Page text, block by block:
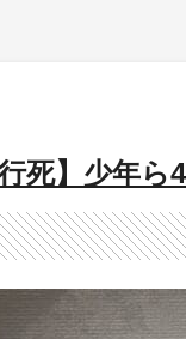
行死】少年